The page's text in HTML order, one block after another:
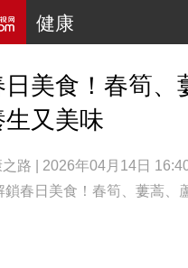
健康
美食！春筍、
又美味
路 | 2026年04月14日
鎖春日美食！春筍、蔞蒿、